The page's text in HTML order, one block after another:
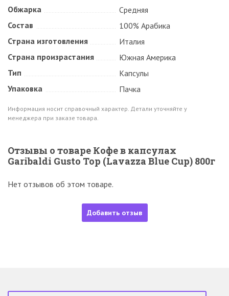
Обжарка
Средняя
Состав
100% Арабика
Страна изготовления
Италия
Страна произрастания
Южная Америка
Тип
Капсулы
Упаковка
Пачка
Информация носит справочный характер. Детали уточняйте у
менеджера при заказе товара.
Отзывы о товаре Кофе в капсулах
Garibaldi Gusto Top (Lavazza Blue Cup) 800г
Нет отзывов об этом товаре.
Добавить отзыв